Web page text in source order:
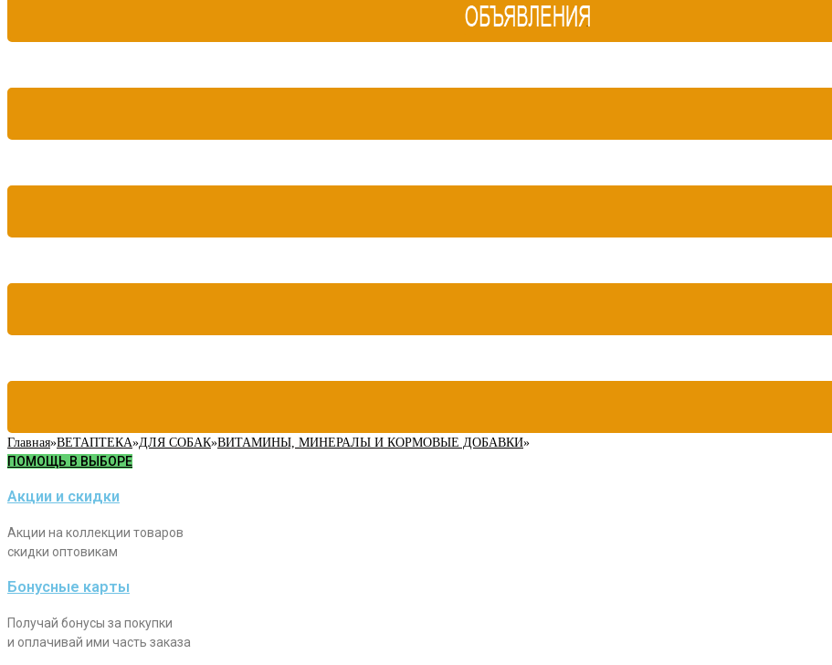
Главная»ВЕТАПТЕКА»ДЛЯ СОБАК»ВИТАМИНЫ, МИНЕРАЛЫ И КОРМОВЫЕ ДОБАВКИ»
ПОМОЩЬ В ВЫБОРЕ
Акции и скидки
Акции на коллекции товаров
скидки оптовикам
Бонусные карты
Получай бонусы за покупки
и оплачивай ими часть заказа